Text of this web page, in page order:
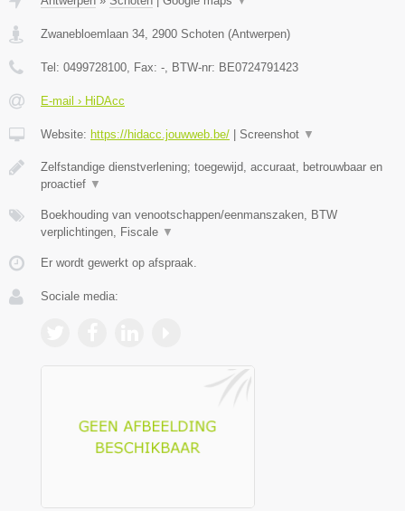
Zwanebloemlaan 34 2900 Schoten (Antwerpen)
Tel: 0499728100 , Fax: - , BTW-nr: BE0724791423
E-mail › HiDAcc
Website: https://hidacc.jouwweb.be/ | Screenshot ▼
Zelfstandige dienstverlening; toegewijd, accuraat, betrouwbaar en
proactief ▼
Boekhouding van venootschappen/eenmanszaken, BTW
verplichtingen, Fiscale ▼
Er wordt gewerkt op afspraak.
Sociale media: